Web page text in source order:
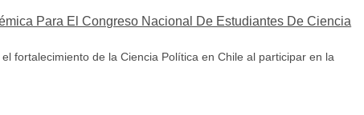
Para El Congreso Nacional De Estudiantes De Ciencia
fortalecimiento de la Ciencia Política en Chile al participar en la